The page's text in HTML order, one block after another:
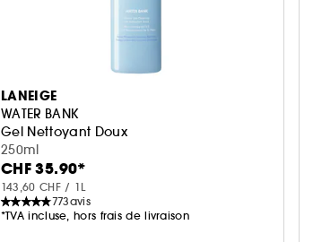
LANEIGE
WATER BANK
Gel Nettoyant Doux
250ml
CHF 35.90*
143,60 CHF / 1L
773avis
*TVA incluse, hors frais de livraison